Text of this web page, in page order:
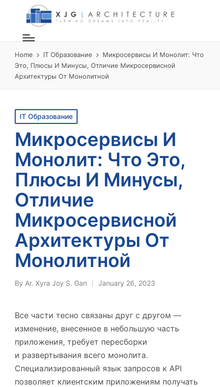
Home IT Образование
Микросервисы И Монолит: Что
Это, Плюсы И Минусы, Отличие Микросервисной
Архитектуры От Монолитной
Posted
in
IT Образование
Микросервисы И
Монолит: Что Это,
Плюсы И Минусы,
Отличие
Микросервисной
Архитектуры От
Монолитной
Posted
By Ar. Xyra Joy S. Gan January 26, 2023
Все части тесно связаны друг с другом —
изменение, внесенное в небольшую часть
приложения, требует пересборки
и развертывания всего монолита.
Cпециализированный язык запросов к API
позволяет клиентским приложениям получать